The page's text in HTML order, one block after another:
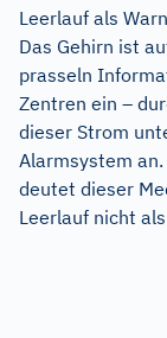
Leerlauf als
Das Gehirn ist
prasseln
Zentren ein –
dieser Strom
Alarmsystem
deutet dieser
Leerlauf nicht